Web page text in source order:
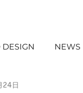
NEWS
24日